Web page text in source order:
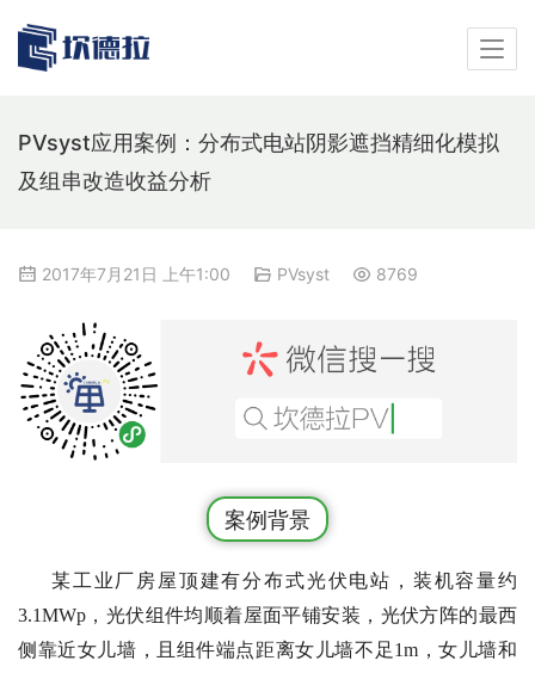
PVsyst应用案例：分布式电站阴影遮挡精细化模拟
及组串改造收益分析
2017年7月21日 上午1:00 PVsyst 8769
案例背景
某工业厂房屋顶建有分布式光伏电站， 装机容量约
3.1MWp，光伏组件均顺着屋面平铺安装，光伏方阵的最西
侧靠近女儿墙，且组件端点距离女儿墙不足1m，女儿墙和